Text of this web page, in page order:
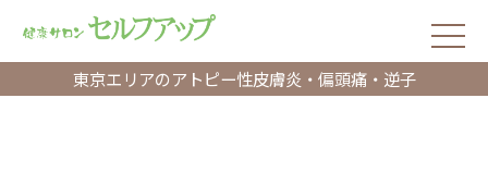
東京エリアのアトピー性皮膚炎・偏頭痛・逆子